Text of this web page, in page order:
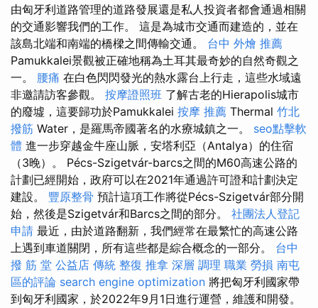
由匈牙利道路管理的道路發展還是私人投資者都會通過相關
的交通影響我們的工作。 這是為城市交通而建造的，並在
該島北端和南端的橋樑之間傳輸交通。 台中 外燴 推薦
Pamukkalei景觀被正確地稱為土耳其最奇妙的自然奇觀之
一。 腰痛 在白色閃閃發光的熱水露台上行走，這些水域遠
非邀請訪客參觀。 按摩證照班 了解古老的Hierapolis城市
的廢墟，這要歸功於Pamukkalei 按摩 推薦 Thermal 竹北
撥筋 Water，是羅馬帝國著名的水療城鎮之一。 seo點擊軟
體 進一步穿越金牛座山脈，安塔利亞（Antalya）的住宿
（3晚）。 Pécs-Szigetvár-barcs之間的M60高速公路的
計劃已經開始，政府可以在2021年通過許可證和計劃決定
建設。 豐原整骨 預計這項工作將從Pécs-Szigetvár部分開
始，然後是Szigetvár和Barcs之間的部分。 社團法人登記
申請 最近，由於道路翻新，我們經常在最繁忙的高速公路
上遇到車道關閉，所有這些都是綜合概念的一部分。 台中
撥 筋 堂 公益店 傳統 整復 推拿 深層 調理 職業 勞損 南屯
區的評論 search engine optimization 將把匈牙利國家帶
到匈牙利國家，於2022年9月1日進行運營，維護和開發。